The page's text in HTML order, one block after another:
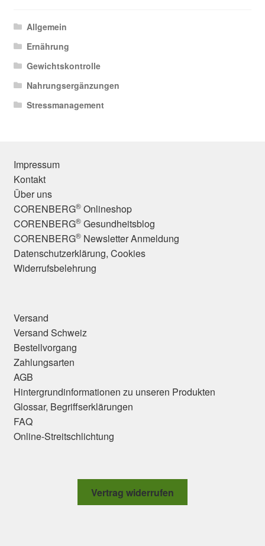
Allgemein
Ernährung
Gewichtskontrolle
Nahrungsergänzungen
Stressmanagement
Impressum
Kontakt
Über uns
CORENBERG®Onlineshop
CORENBERG®Gesundheitsblog
CORENBERG®Newsletter Anmeldung
Datenschutzerklärung, Cookies
Widerrufsbelehrung
Versand
Versand Schweiz
Bestellvorgang
Zahlungsarten
AGB
Hintergrundinformationen zu unseren Produkten
Glossar, Begriffserklärungen
FAQ
Online-Streitschlichtung
Vertrag widerrufen